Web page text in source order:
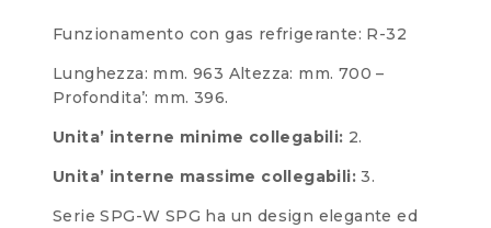
Funzionamento con gas refrigerante: R-32
Lunghezza: mm. 963 Altezza: mm. 700 –
Profondita’: mm. 396.
Unita’ interne minime collegabili: 2.
Unita’ interne massime collegabili: 3.
Serie SPG-W SPG ha un design elegante ed